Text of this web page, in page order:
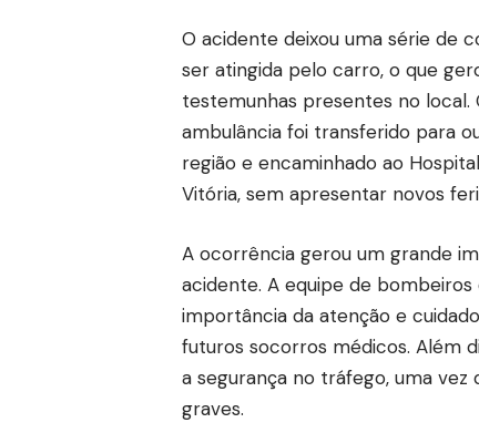
O acidente deixou uma série de
ser atingida pelo carro, o que
testemunhas presentes no
ambulância foi transferido para
região e encaminhado ao
Vitória, sem apresentar novos
A ocorrência gerou um grande
acidente. A equipe de
importância da atenção e
futuros socorros médicos. Além
a segurança no tráfego, uma
graves.